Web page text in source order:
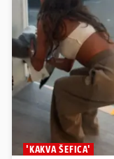
'KAKVA ŠEFICA'